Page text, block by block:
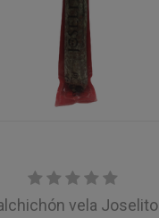
vela Joselito